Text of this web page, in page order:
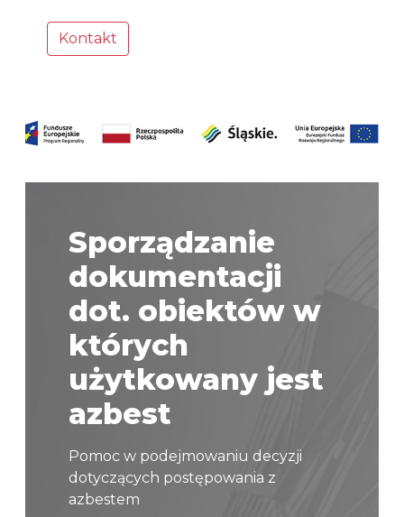
Kontakt
Sporządzanie
dokumentacji
dot. obiektów w
których
użytkowany jest
azbest
Pomoc w podejmowaniu decyzji
dotyczących postępowania z
azbestem